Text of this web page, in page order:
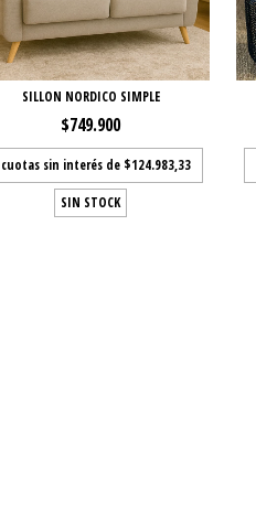
SILLON NORDICO SIMPLE
$749.900
cuotas sin interés de $124.983,33
SIN STOCK